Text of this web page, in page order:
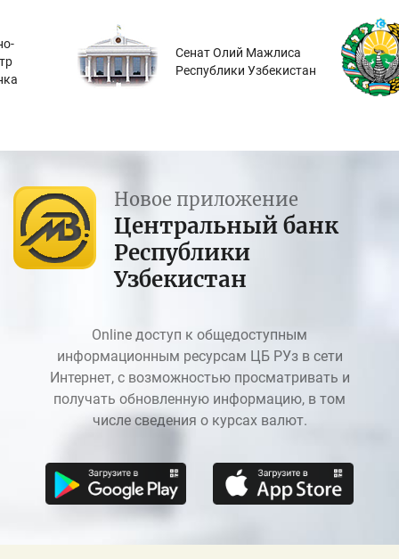
Сенат Олий Мажлиса
Республики Узбекистан
Новое приложение
Центральный банк
Республики
Узбекистан
Online доступ к общедоступным
информационным ресурсам ЦБ РУз в сети
Интернет, с возможностью просматривать и
получать обновленную информацию, в том
числе сведения о курсах валют.